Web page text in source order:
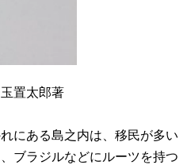
置太郎著
にある島之内は、移民が多い
ブラジルなどにルーツを持つ